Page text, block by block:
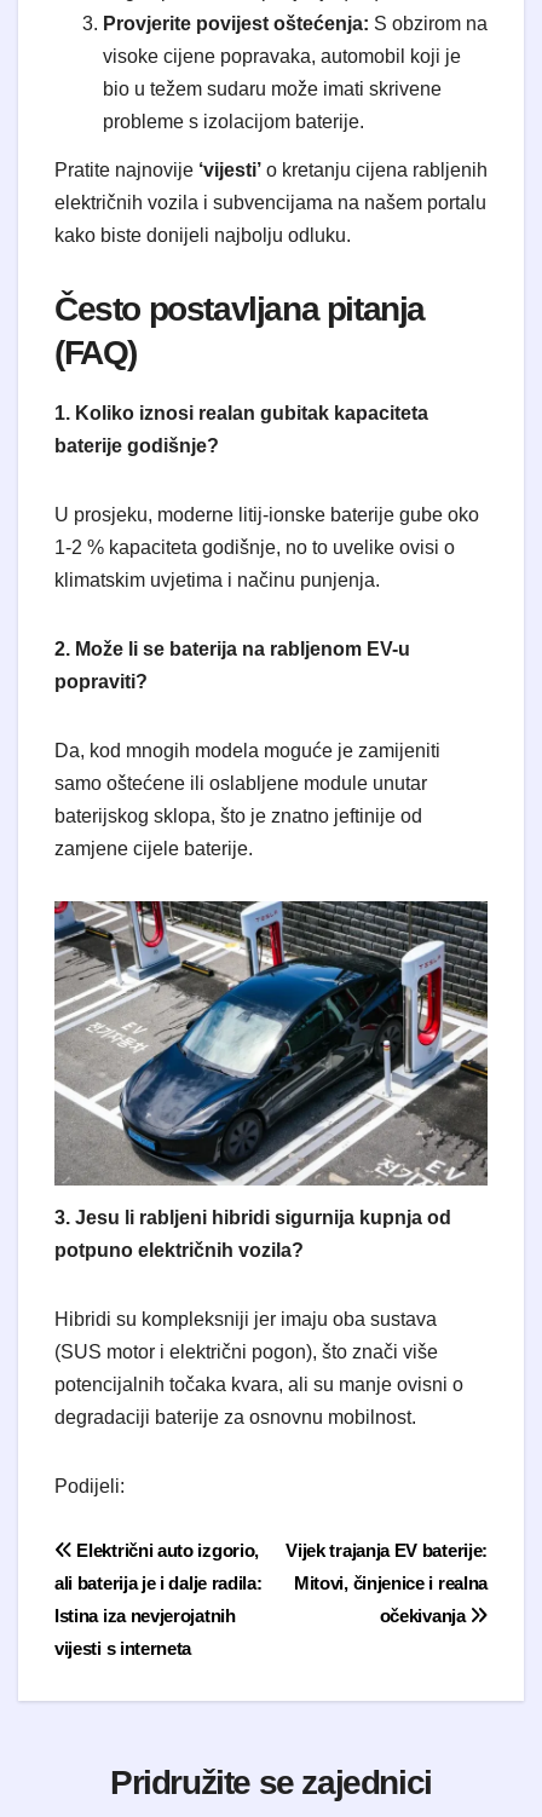
Provjerite povijest oštećenja: S obzirom na
visoke cijene popravaka, automobil koji je
bio u težem sudaru može imati skrivene
probleme s izolacijom baterije.
​Pratite najnovije ‘vijesti’ o kretanju cijena rabljenih
električnih vozila i subvencijama na našem portalu
kako biste donijeli najbolju odluku.
​Često postavljana pitanja
(FAQ)
1. Koliko iznosi realan gubitak kapaciteta
baterije godišnje?
U prosjeku, moderne litij-ionske baterije gube oko
1-2 % kapaciteta godišnje, no to uvelike ovisi o
klimatskim uvjetima i načinu punjenja.
2. Može li se baterija na rabljenom EV-u
popraviti?
Da, kod mnogih modela moguće je zamijeniti
samo oštećene ili oslabljene module unutar
baterijskog sklopa, što je znatno jeftinije od
zamjene cijele baterije.
3. Jesu li rabljeni hibridi sigurnija kupnja od
potpuno električnih vozila?
Hibridi su kompleksniji jer imaju oba sustava
(SUS motor i električni pogon), što znači više
potencijalnih točaka kvara, ali su manje ovisni o
degradaciji baterije za osnovnu mobilnost.
Podijeli:
Navigacija objavaVijek trajanja EV baterije:
Mitovi, činjenice i realna
očekivanja
Električni auto izgorio,
ali baterija je i dalje radila:
Istina iza nevjerojatnih
vijesti s interneta
Pridružite se zajednici